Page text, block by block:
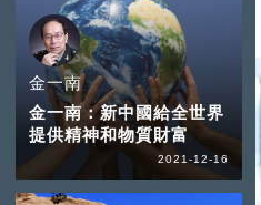
金一南
金一南：新中國給全世界
提供精神和物質財富
2021-12-16